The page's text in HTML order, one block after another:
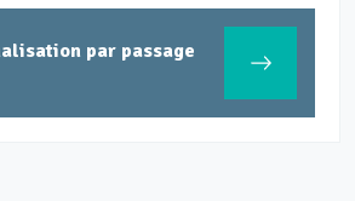
par passage